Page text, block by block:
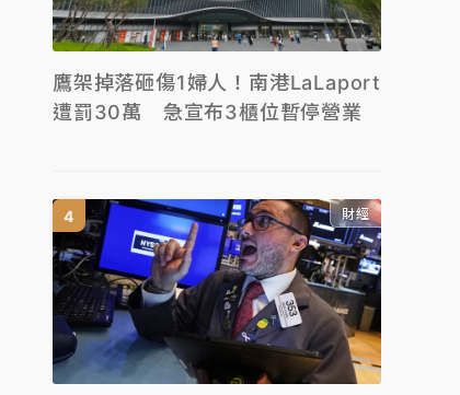
鷹架掉落砸傷1婦人！南港LaLaport
遭罰30萬 急宣布3櫃位暫停營業
財經